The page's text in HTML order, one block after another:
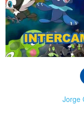
Jorge